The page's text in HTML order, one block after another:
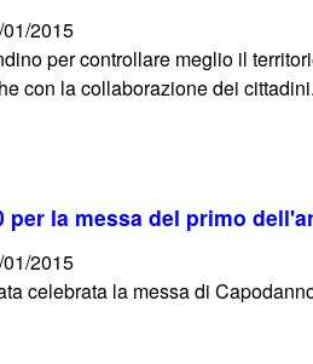
2015
per controllare meglio il
con la collaborazione dei cittadini.
per la messa del primo
2015
celebrata la messa di